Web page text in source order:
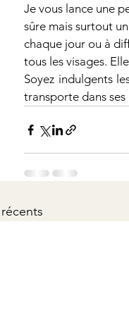
Je vous lance une
sûre mais surtout
chaque jour ou à
tous les visages.
Soyez indulgents
transporte dans ses